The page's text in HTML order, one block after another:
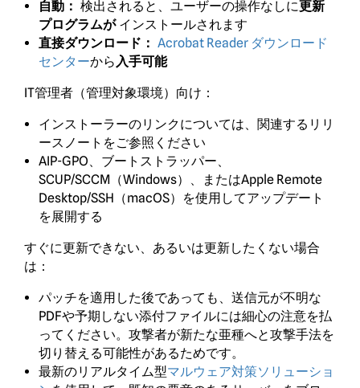
自動： 検出されると、ユーザーの操作なしに更新
プログラムが インストールされます
直接ダウンロード： Acrobat Reader ダウンロード
センターから 入手可能
IT管理者（管理対象環境）向け：
インストーラーのリンクについては、関連するリリ
ースノートをご参照ください
AIP-GPO、ブートストラッパー、
SCUP/SCCM（Windows）、またはApple Remote
Desktop/SSH（macOS）を使用してアップデート
を展開する
すぐに更新できない、あるいは更新したくない場合
は：
パッチを適用した後であっても、送信元が不明な
PDFや予期しない添付ファイルには細心の注意を払
ってください。攻撃者が新たな亜種へと攻撃手法を
切り替える可能性があるためです。
最新のリアルタイム型マルウェア対策ソリューショ